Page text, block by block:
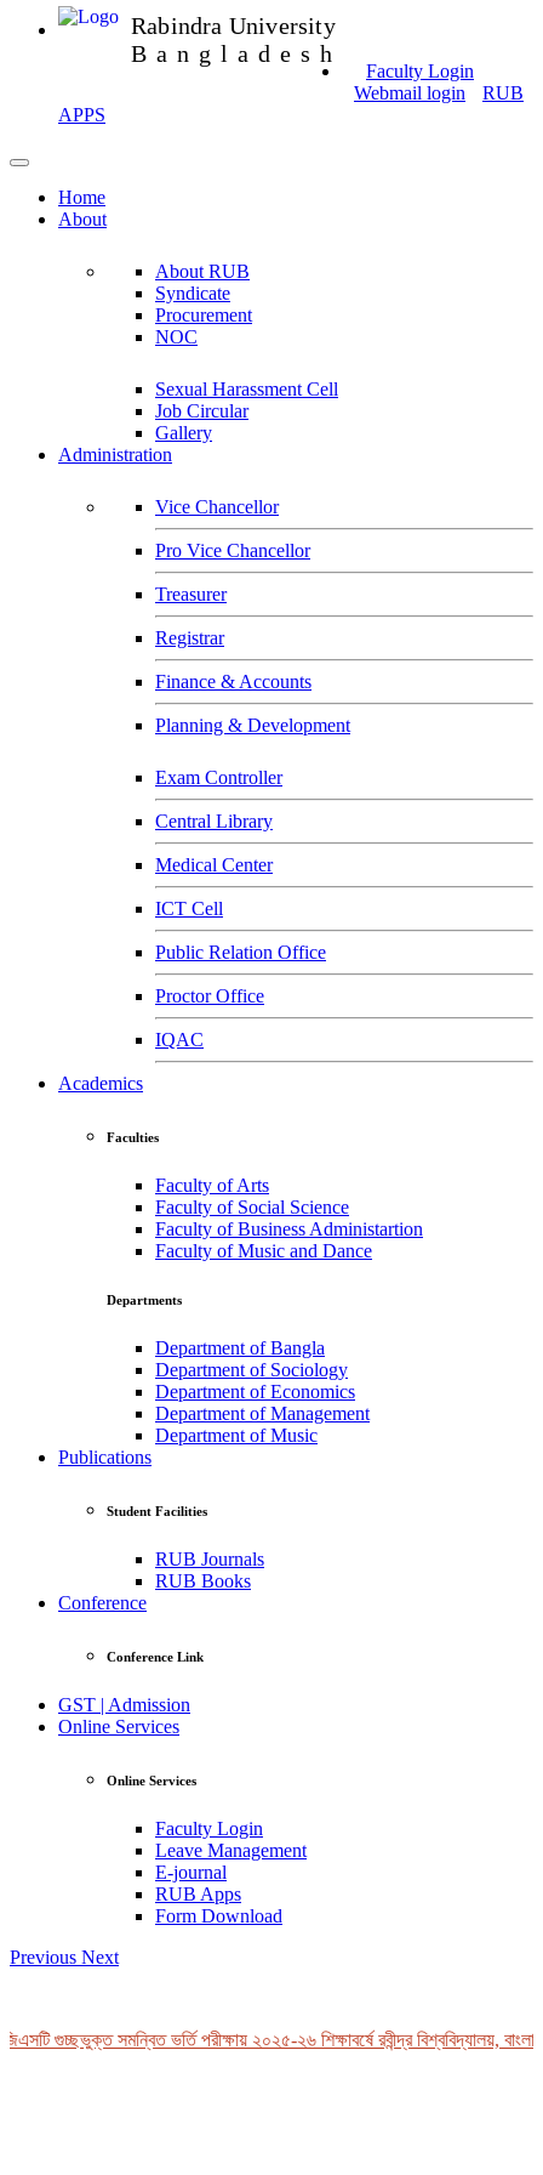
Rabindra University
Bangladesh
Faculty Login
Webmail login
RUB
APPS
Home
About
About RUB
Syndicate
Procurement
NOC
Sexual Harassment Cell
Job Circular
Gallery
Administration
Vice Chancellor
Pro Vice Chancellor
Treasurer
Registrar
Finance & Accounts
Planning & Development
Exam Controller
Central Library
Medical Center
ICT Cell
Public Relation Office
Proctor Office
IQAC
Academics
Faculties
Faculty of Arts
Faculty of Social Science
Faculty of Business Administartion
Faculty of Music and Dance
Departments
Department of Bangla
Department of Sociology
Department of Economics
Department of Management
Department of Music
Publications
Student Facilities
RUB Journals
RUB Books
Conference
Conference Link
GST | Admission
Online Services
Online Services
Faculty Login
Leave Management
E-journal
RUB Apps
Form Download
Previous Next
গুচ্ছভুক্ত সমন্বিত ভর্তি পরীক্ষায় ২০২৫-২৬ শিক্ষাবর্ষে রবীন্দ্র বিশ্ববিদ্যালয়,